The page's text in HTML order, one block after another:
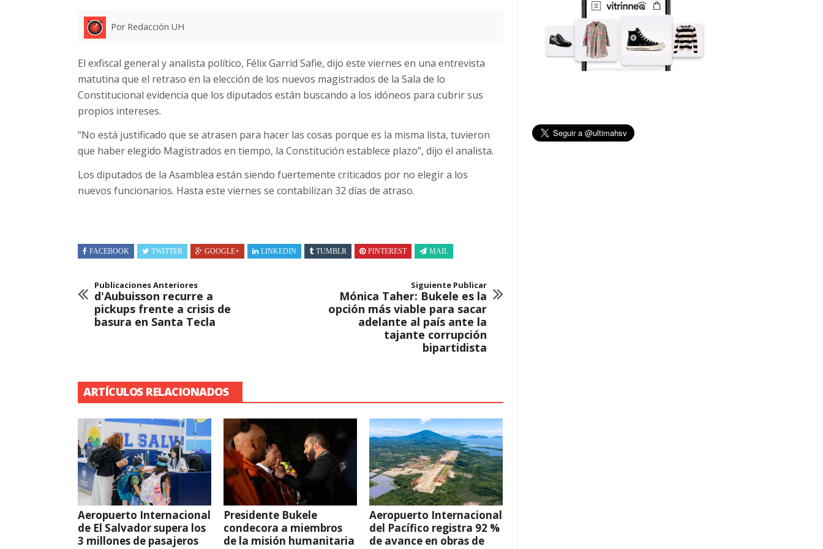
Por Redacción UH
El exfiscal general y analista político, Félix Garrid Safie, dijo este viernes en una entrevista
matutina que el retraso en la elección de los nuevos magistrados de la Sala de lo
Constitucional evidencia que los diputados están buscando a los idóneos para cubrir sus
propios intereses.
“No está justificado que se atrasen para hacer las cosas porque es la misma lista, tuvieron
que haber elegido Magistrados en tiempo, la Constitución establece plazo”, dijo el analista.
Los diputados de la Asamblea están siendo fuertemente criticados por no elegir a los
nuevos funcionarios. Hasta este viernes se contabilizan 32 días de atraso.
FACEBOOK TWITTER GOOGLE+ LINKEDIN TUMBLR PINTEREST MAIL
Publicaciones Anteriores
d'Aubuisson recurre a
pickups frente a crisis de
basura en Santa Tecla
Siguiente Publicar
Mónica Taher: Bukele es la
opción más viable para sacar
adelante al país ante la
tajante corrupción
bipartidista
ARTÍCULOS RELACIONADOS
Aeropuerto Internacional
de El Salvador supera los
3 millones de pasajeros
Presidente Bukele
condecora a miembros
de la misión humanitaria
Aeropuerto Internacional
del Pacífico registra 92 %
de avance en obras de